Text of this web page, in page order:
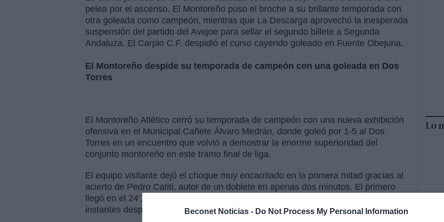
Beconet Noticias - Do Not Process My Personal Information
pelea por el ascenso. El Montoreño puso el broche a su brillante temporada con
otra goleada como campeón, mientras que La Descarga aprovechó la inesperada
suspensión del partido del Avejoe para sellar el segundo billete a Segunda
Andaluza. El Carpio C.F. despidió el curso cayendo goleado en Fuente Obejuna.
El Montoreño despide su temporada de campeón con una goleada en Dos
Torres
El Montoreño Atlético cerró su temporada de campeón con una nueva exhibición
ofensiva en el Municipal Cañete Álvaro Medrán, donde goleó por 1-5 al Dos
Torres en un encuentro que volvió a demostrar la enorme superioridad del
conjunto montoreño en este tramo final de liga.
El equipo visitante dejó el choque muy encarrilado en la primera mitad gracias al
acierto de Pedro Catiti, autor de un doblete en apenas dos minutos. El primero
llegó en el 24’, abriendo el marcador tras una buena acción ofensiva, y apenas
instantes después repitió para colocar el 0-2 y dejar muy tocado al cuadro local.
Lo